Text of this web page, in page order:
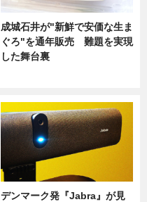
成城石井が"新鮮で安価な生ま
ぐろ"を通年販売 難題を実現
した舞台裏
デンマーク発『Jabra』が見